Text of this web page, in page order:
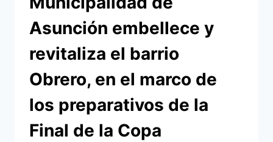
Asunción embellece y
revitaliza el barrio
Obrero, en el marco de
los preparativos de la
Final de la Copa